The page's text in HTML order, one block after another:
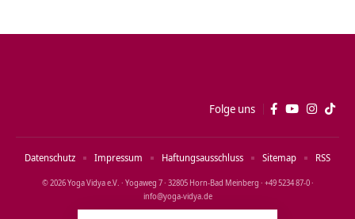
Folge uns
© 2026 Yoga Vidya e.V. · Yogaweg 7 · 32805 Horn‑Bad Meinberg · +49 5234 87‑0 ·
info@yoga‑vidya.de
Datenschutz Impressum Haftungsausschluss Sitemap RSS